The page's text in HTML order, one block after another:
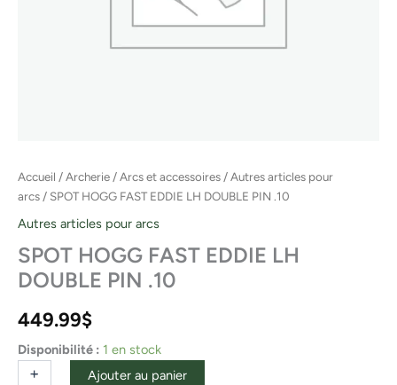
Accueil /Archerie /Arcs et accessoires /Autres articles pour
arcs / SPOT HOGG FAST EDDIE LH DOUBLE PIN .10
Autres articles pour arcs
SPOT HOGG FAST EDDIE LH
DOUBLE PIN .10
449.99$
Disponibilité : 1 en stock
-
+ Ajouter au panier